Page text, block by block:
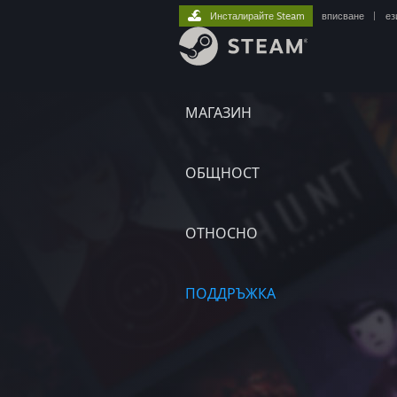
МАГАЗИН
ОБЩНОСТ
ОТНОСНО
ПОДДРЪЖКА
Инсталирайте Steam вписване